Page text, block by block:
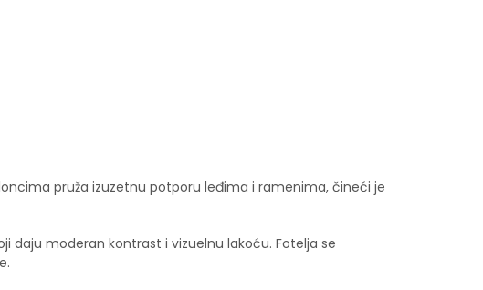
pruža izuzetnu potporu leđima i ramenima, čineći je
daju moderan kontrast i vizuelnu lakoću. Fotelja se